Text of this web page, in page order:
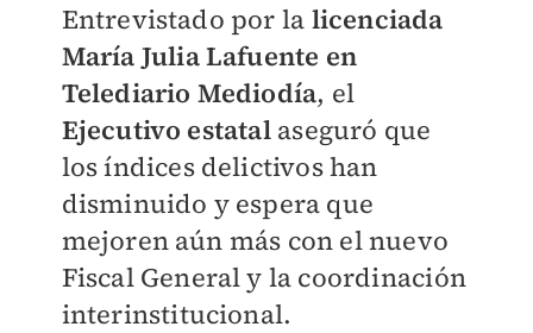
Entrevistado por la licenciada
María Julia Lafuente en
Telediario Mediodía, el
Ejecutivo estatal aseguró que
los índices delictivos han
disminuido y espera que
mejoren aún más con el nuevo
Fiscal General y la coordinación
interinstitucional.